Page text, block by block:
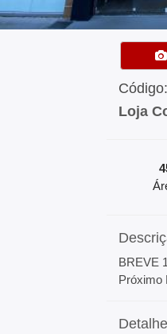
Loja
BREVE
Próximo